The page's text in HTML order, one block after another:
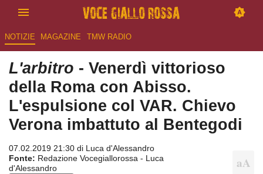
NOTIZIE MAGAZINE TMW RADIO
L'arbitro - Venerdì vittorioso
della Roma con Abisso.
L'espulsione col VAR. Chievo
Verona imbattuto al Bentegodi
07.02.2019 21:30 di Luca d'Alessandro
Fonte: Redazione Vocegiallorossa - Luca
d'Alessandro